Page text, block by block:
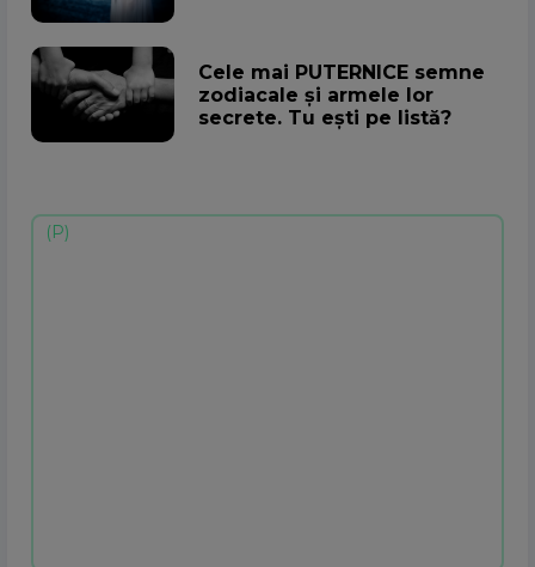
Cele mai PUTERNICE semne
zodiacale și armele lor
secrete. Tu ești pe listă?